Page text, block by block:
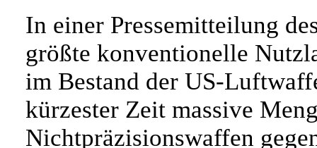
In einer Pressemitteilung
größte konventionelle
im Bestand der US-
kürzester Zeit massive
Nichtpräzisionswaffen